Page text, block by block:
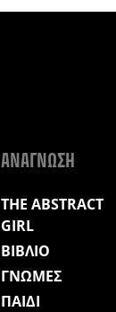
ΑΝΑΓΝΩΣΗ
THE ABSTRACT
GIRL
ΒΙΒΛΙΟ
ΓΝΩΜΕΣ
ΠΑΙΔΙ